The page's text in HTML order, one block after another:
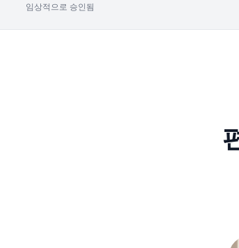
임상적으로 승인됨